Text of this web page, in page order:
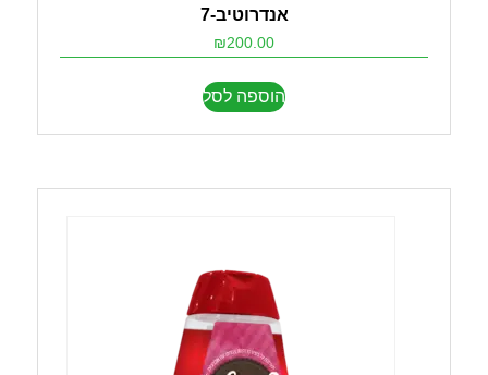
אנדרוטיב-7
₪200.00
הוספה לסל